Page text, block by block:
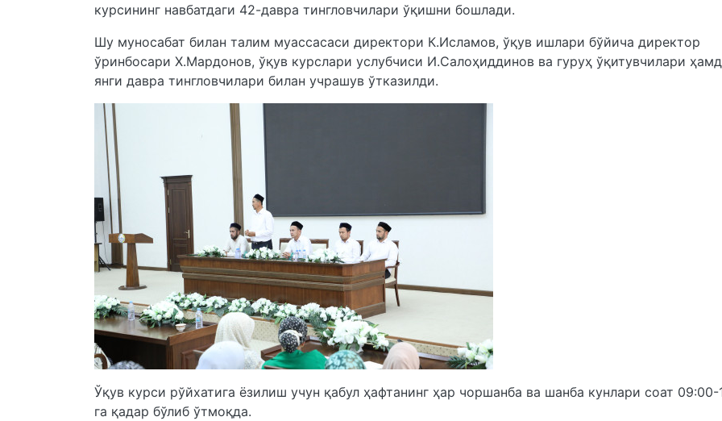
курсининг навбатдаги 42-давра тингловчилари ўқишни бошлади.
Шу муносабат билан талим муассасаси директори К.Исламов, ўқув ишлари бўйича директор
ўринбосари Х.Мардонов, ўқув курслари услубчиси И.Салоҳиддинов ва гуруҳ ўқитувчилари
янги давра тингловчилари билан учрашув ўтказилди.
Ўқув курси рўйхатига ёзилиш учун қабул ҳафтанинг ҳар чоршанба ва шанба кунлари соат 09:00-
га қадар бўлиб ўтмоқда.